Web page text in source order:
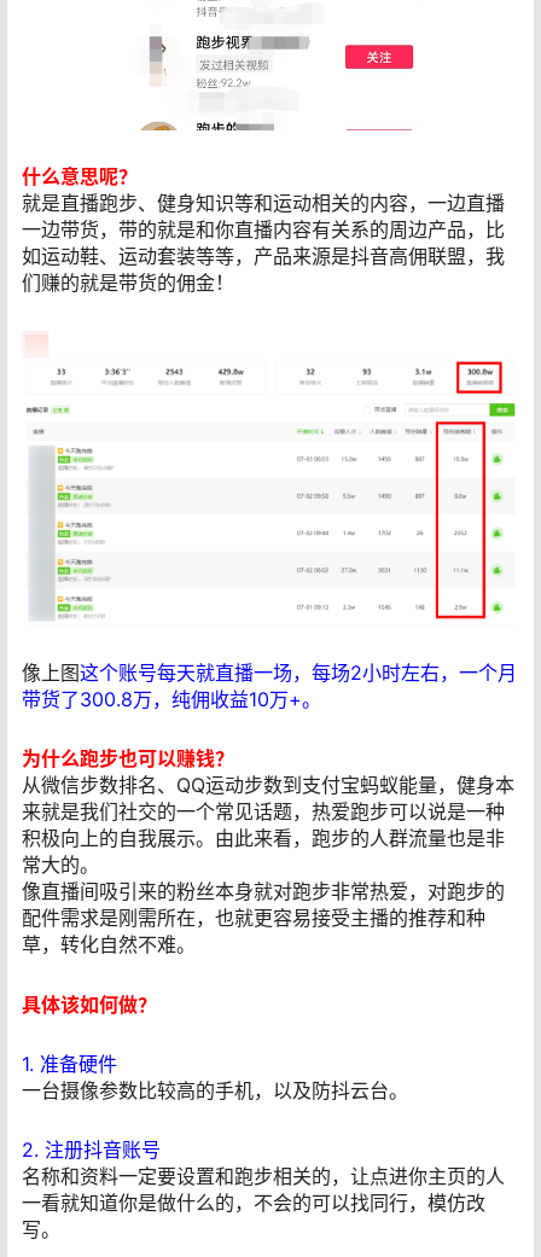
什么意思呢？
就是直播跑步、健身知识等和运动相关的内容，一边直播
一边带货，带的就是和你直播内容有关系的周边产品，比
如运动鞋、运动套装等等，产品来源是抖音高佣联盟，我
们赚的就是带货的佣金！
像上图这个账号每天就直播一场，每场2小时左右，一个月
带货了300.8万，纯佣收益10万+。
为什么跑步也可以赚钱？
从微信步数排名、QQ运动步数到支付宝蚂蚁能量，健身本
来就是我们社交的一个常见话题，热爱跑步可以说是一种
积极向上的自我展示。由此来看，跑步的人群流量也是非
常大的。
像直播间吸引来的粉丝本身就对跑步非常热爱，对跑步的
配件需求是刚需所在，也就更容易接受主播的推荐和种
草，转化自然不难。
具体该如何做？
1. 准备硬件
一台摄像参数比较高的手机，以及防抖云台。
2. 注册抖音账号
名称和资料一定要设置和跑步相关的，让点进你主页的人
一看就知道你是做什么的，不会的可以找同行，模仿改
写。